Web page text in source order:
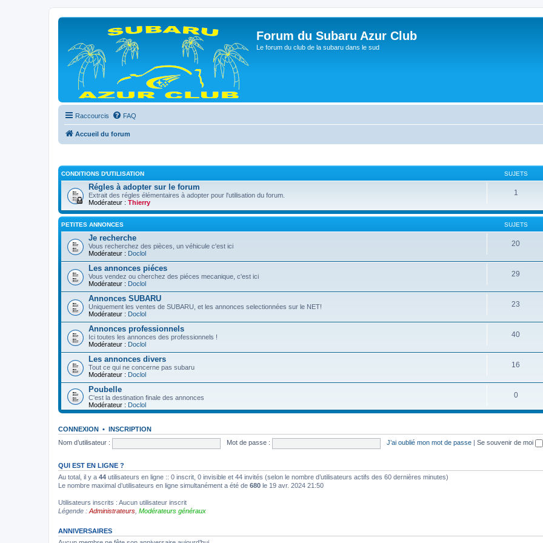
Forum du Subaru Azur Club
Le forum du club de la subaru dans le sud
Raccourcis FAQ
Accueil du forum
CONDITIONS D'UTILISATION SUJETS
Régles à adopter sur le forum
Extrait des régles élémentaires à adopter pour l'utilisation du forum.
Modérateur : Thierry
1
PETITES ANNONCES SUJETS
Je recherche
Vous recherchez des pièces, un véhicule c'est ici
Modérateur : Doclol
20
Les annonces piéces
Vous vendez ou cherchez des piéces mecanique, c'est ici
Modérateur : Doclol
29
Annonces SUBARU
Uniquement les ventes de SUBARU, et les annonces selectionnées sur le NET!
Modérateur : Doclol
23
Annonces professionnels
Ici toutes les annonces des professionnels !
Modérateur : Doclol
40
Les annonces divers
Tout ce qui ne concerne pas subaru
Modérateur : Doclol
16
Poubelle
C'est la destination finale des annonces
Modérateur : Doclol
0
CONNEXION • INSCRIPTION
Nom d’utilisateur :
Mot de passe : J’ai oublié mon mot de passe Se souvenir de moi
QUI EST EN LIGNE ?
Au total, il y a 44 utilisateurs en ligne :: 0 inscrit, 0 invisible et 44 invités (selon le nombre d’utilisateurs actifs des 60 dernières minutes)
Le nombre maximal d’utilisateurs en ligne simultanément a été de 680 le 19 avr. 2024 21:50
Utilisateurs inscrits : Aucun utilisateur inscrit
Légende : Administrateurs Modérateurs généraux
ANNIVERSAIRES